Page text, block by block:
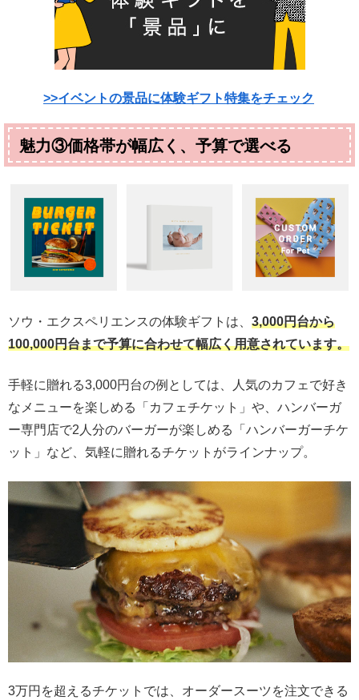
>>イベントの景品に体験ギフト特集をチェック
魅力③価格帯が幅広く、予算で選べる
ソウ・エクスペリエンスの体験ギフトは、 3,000円台から
100,000円台まで予算に合わせて幅広く用意されています。
手軽に贈れる3,000円台の例としては、人気のカフェで好き
なメニューを楽しめる「カフェチケット」や、ハンバーガ
ー専門店で2人分のバーガーが楽しめる「ハンバーガーチケ
ット」など、気軽に贈れるチケットがラインナップ。
3万円を超えるチケットでは、オーダースーツを注文できる